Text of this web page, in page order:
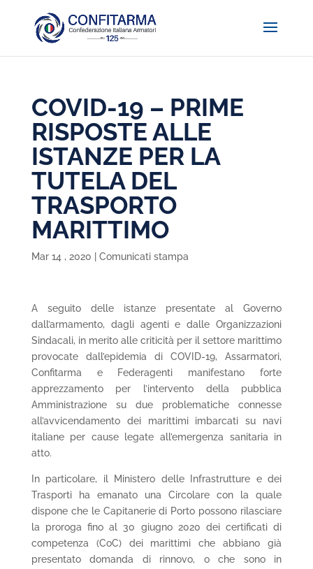
COVID-19 – PRIME
RISPOSTE ALLE
ISTANZE PER LA
TUTELA DEL
TRASPORTO
MARITTIMO
Mar 14 , 2020 Comunicati stampa
A seguito delle istanze presentate al Governo
dall’armamento, dagli agenti e dalle Organizzazioni
Sindacali, in merito alle criticità per il settore marittimo
provocate dall’epidemia di COVID-19, Assarmatori,
Confitarma e Federagenti manifestano forte
apprezzamento per l’intervento della pubblica
Amministrazione su due problematiche connesse
all’avvicendamento dei marittimi imbarcati su navi
italiane per cause legate all’emergenza sanitaria in
atto.
In particolare, il Ministero delle Infrastrutture e dei
Trasporti ha emanato una Circolare con la quale
dispone che le Capitanerie di Porto possono rilasciare
la proroga fino al 30 giugno 2020 dei certificati di
competenza (CoC) dei marittimi che abbiano già
presentato domanda di rinnovo, o che sono in